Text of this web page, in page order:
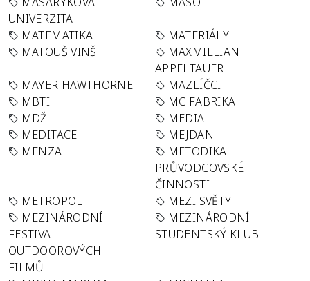
UNIVERZITA
MATEMATIKA
MATERIÁLY
MATOUŠ VINŠ
MAXMILLIAN
APPELTAUER
MAYER HAWTHORNE
MAZLÍČCI
MBTI
MC FABRIKA
MDŽ
MEDIA
MEDITACE
MEJDAN
MENZA
METODIKA
PRŮVODCOVSKÉ
ČINNOSTI
METROPOL
MEZI SVĚTY
MEZINÁRODNÍ
FESTIVAL
OUTDOOROVÝCH
FILMŮ
MEZINÁRODNÍ
STUDENTSKÝ KLUB